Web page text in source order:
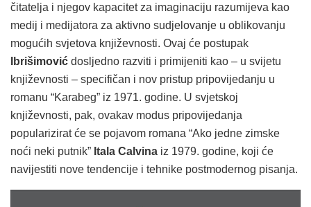
čitatelja i njegov kapacitet za imaginaciju razumijeva kao
medij i medijatora za aktivno sudjelovanje u oblikovanju
mogućih svjetova književnosti. Ovaj će postupak
Ibrišimović dosljedno razviti i primijeniti kao – u svijetu
književnosti – specifičan i nov pristup pripovijedanju u
romanu “Karabeg” iz 1971. godine. U svjetskoj
književnosti, pak, ovakav modus pripovijedanja
popularizirat će se pojavom romana “Ako jedne zimske
noći neki putnik” Itala Calvina iz 1979. godine, koji će
navijestiti nove tendencije i tehnike postmodernog pisanja.